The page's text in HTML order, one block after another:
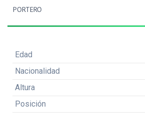
PORTERO
Edad
Nacionalidad
Altura
Posición